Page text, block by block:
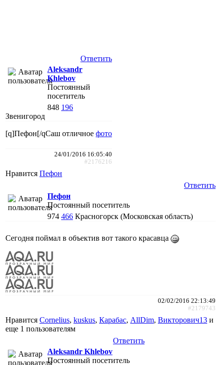
Ответить
Aleksandr
Khlebov
Постоянный
посетитель
848 196
Звенигород
[q]Пефон[/qСаш отличное фото
24/01/2016 16:05:40
#2176216
Нравится Пефон
Ответить
Пефон
Постоянный посетитель
974 466 Красногорск (Московская область)
Сегодня поймал в объектив вот такого красавца
02/02/2016 22:13:49
#2179743
Нравится Cornelius, kuskus, Карабас, AllDim, Викторович13 и
еще 1 пользователям
Ответить
Aleksandr Khlebov
Постоянный посетитель